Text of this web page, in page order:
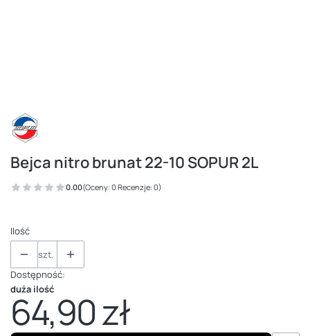
Bejca nitro brunat 22-10 SOPUR 2L
0.00(Oceny: 0 Recenzje: 0)
Ilość
szt.
Dostępność:
duża ilość
Cena
64,90 zł